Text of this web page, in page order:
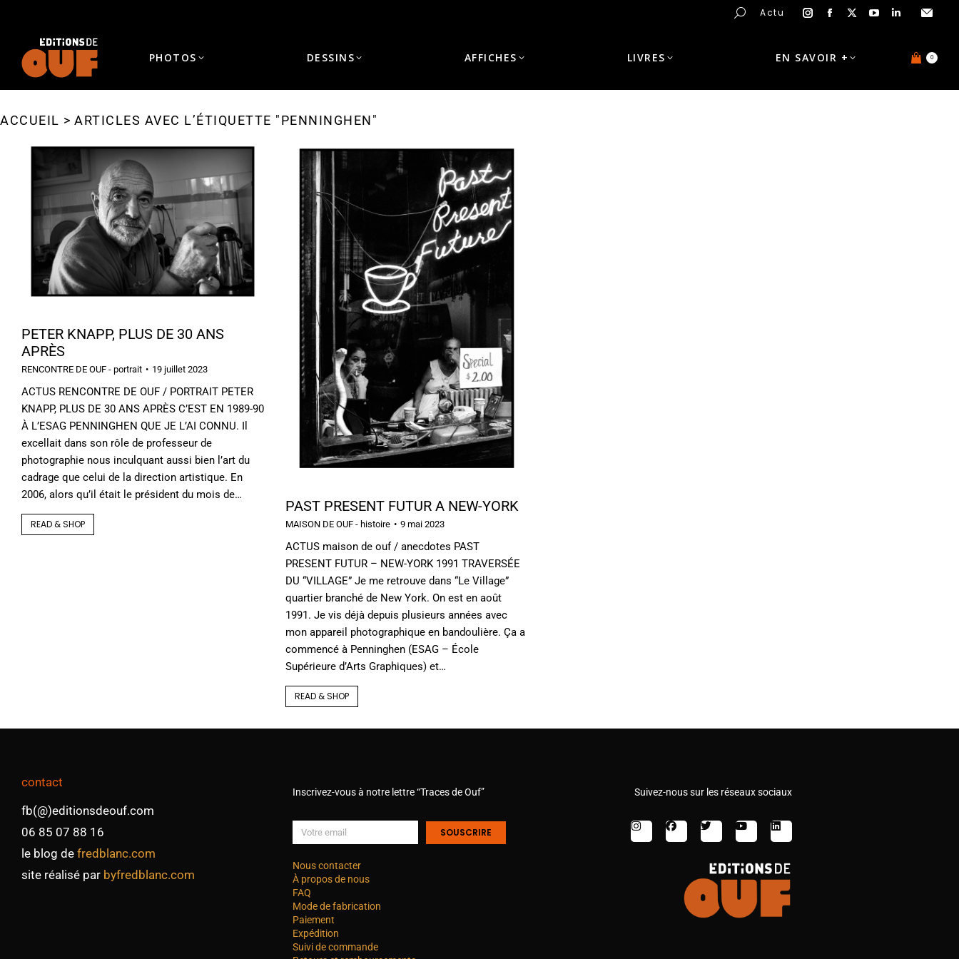
Actu
PHOTOS DESSINS AFFICHES LIVRES EN SAVOIR + 0
Vous êtes ici :
ACCUEIL ARTICLES AVEC L’ÉTIQUETTE "PENNINGHEN"
PETER KNAPP, PLUS DE 30 ANS
APRÈS
RENCONTRE DE OUF - portrait 19 juillet 2023
ACTUS RENCONTRE DE OUF / PORTRAIT PETER
KNAPP, PLUS DE 30 ANS APRÈS C’EST EN 1989-90
À L’ESAG PENNINGHEN QUE JE L’AI CONNU. Il
excellait dans son rôle de professeur de
photographie nous inculquant aussi bien l’art du
cadrage que celui de la direction artistique. En
2006, alors qu’il était le président du mois de…
READ & SHOP
PAST PRESENT FUTUR A NEW-YORK
MAISON DE OUF - histoire 9 mai 2023
ACTUS maison de ouf / anecdotes PAST
PRESENT FUTUR – NEW-YORK 1991 TRAVERSÉE
DU “VILLAGE” Je me retrouve dans “Le Village”
quartier branché de New York. On est en août
1991. Je vis déjà depuis plusieurs années avec
mon appareil photographique en bandoulière. Ça a
commencé à Penninghen (ESAG – École
Supérieure d’Arts Graphiques) et…
READ & SHOP
contact
fb(@)editionsdeouf.com
06 85 07 88 16
le blog de fredblanc.com
site réalisé par byfredblanc.com
Inscrivez-vous à notre lettre “Traces de Ouf”
SOUSCRIRE
Nous contacter
À propos de nous
FAQ
Mode de fabrication
Paiement
Expédition
Suivi de commande
Suivez-nous sur les réseaux sociaux